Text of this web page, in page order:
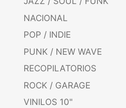
NACIONAL
POP / INDIE
PUNK / NEW WAVE
RECOPILATORIOS
ROCK / GARAGE
VINILOS 10"